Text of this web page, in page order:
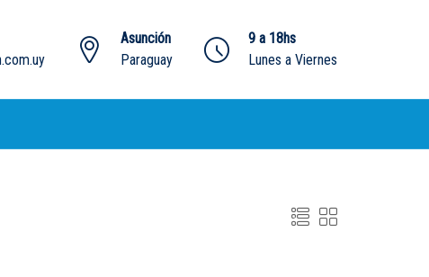
Asunción
Paraguay
9 a 18hs
Lunes a Viernes